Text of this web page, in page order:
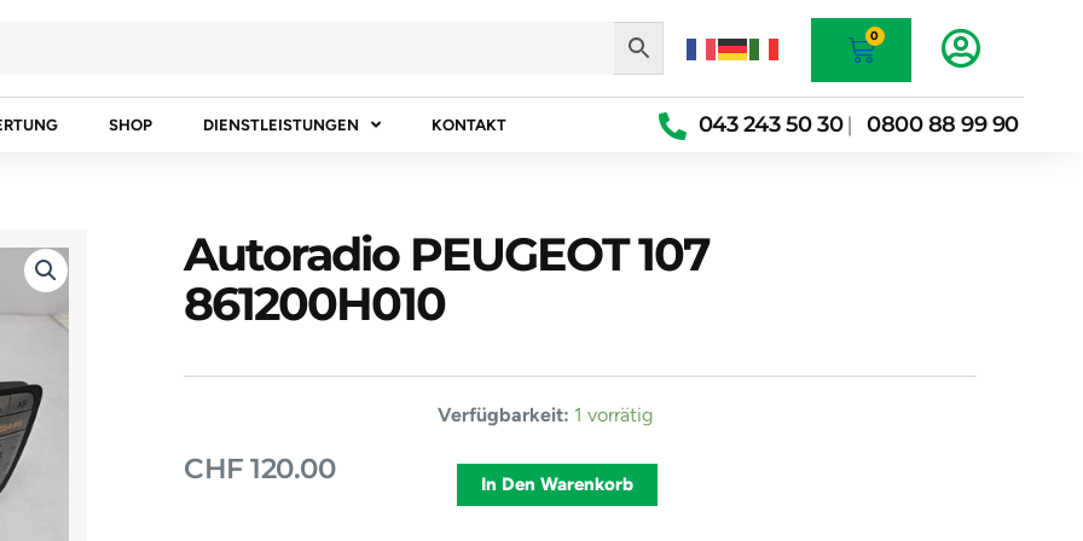
0
Warenkorb
SHOP DIENSTLEISTUNGEN KONTAKT 043 243 50 30| 0800 88 99 90
Autoradio PEUGEOT 107
861200H010
CHF 120.00
Verfügbarkeit: 1 vorrätig
Autoradio
107
861200H010
In Den Warenkorb